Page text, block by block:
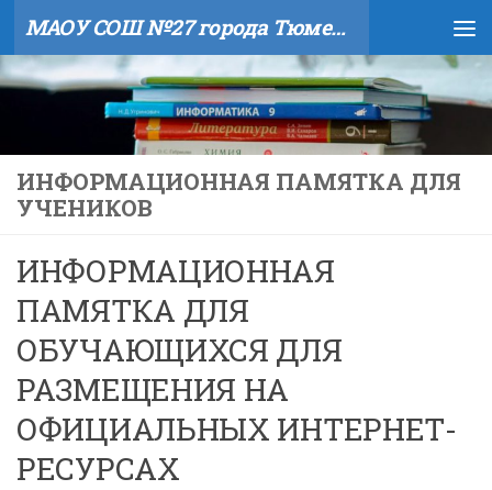
Skip to content МАОУ СОШ №27 города Тюмени
ИНФОРМАЦИОННАЯ ПАМЯТКА ДЛЯ
УЧЕНИКОВ
ИНФОРМАЦИОННАЯ
ПАМЯТКА ДЛЯ
ОБУЧАЮЩИХСЯ ДЛЯ
РАЗМЕЩЕНИЯ НА
ОФИЦИАЛЬНЫХ ИНТЕРНЕТ-
РЕСУРСАХ